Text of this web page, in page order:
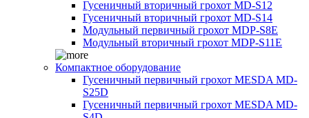
Гусеничный вторичный грохот MD-S12
Гусеничный вторичный грохот MD-S14
Модульный первичный грохот MDP-S8E
Модульный вторичный грохот MDP-S11E
Компактное оборудование
Гусеничный первичный грохот MESDA MD-
S25D
Гусеничный первичный грохот MESDA MD-